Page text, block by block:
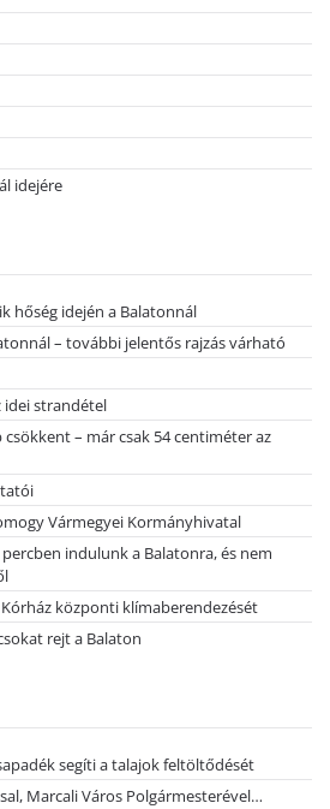
idejére
hőség idején a Balatonnál
– további jelentős rajzás várható
idei strandétel
– már csak 54 centiméter az
Vármegyei Kormányhivatal
indulunk a Balatonra, és nem
központi klímaberendezését
rejt a Balaton
segíti a talajok feltöltődését
Marcali Város Polgármesterével…